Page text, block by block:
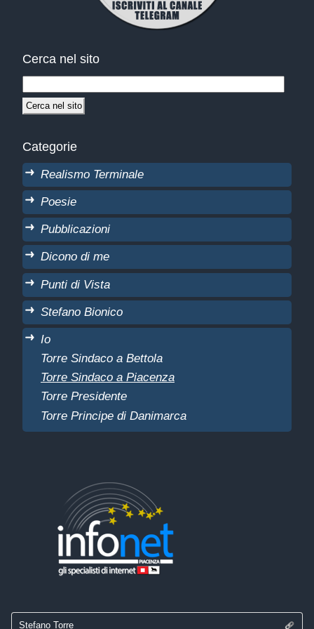
Cerca nel sito
Categorie
Realismo Terminale
Poesie
Pubblicazioni
Dicono di me
Punti di Vista
Stefano Bionico
Io
Torre Sindaco a Bettola
Torre Sindaco a Piacenza
Torre Presidente
Torre Principe di Danimarca
Stefano Torre